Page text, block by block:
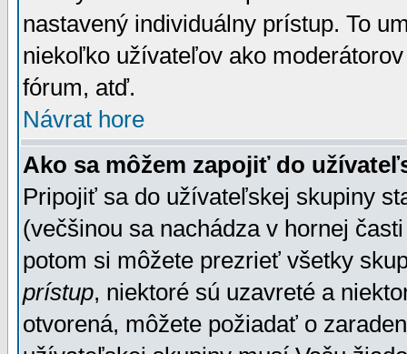
nastavený individuálny prístup. To
niekoľko užívateľov ako
fórum, atď.
Návrat hore
Ako sa môžem zapojiť do
Pripojiť sa do užívateľskej skupiny
(večšinou sa nachádza v hornej
potom si môžete prezrieť všetky
prístup, niektoré sú uzavreté a
otvorená, môžete požiadať o